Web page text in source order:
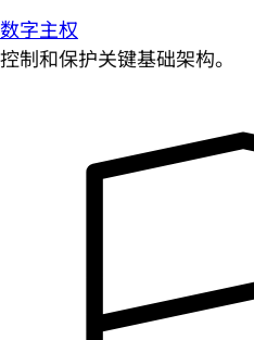
数字主权
控制和保护关键基础架构。